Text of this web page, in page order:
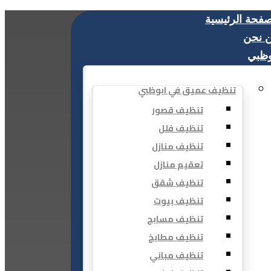
الرئيسية
نحن
تنظيف عميق في ابوظبي
تنظيف قصور
تنظيف فلل
تنظيف منازل
تعقيم منازل
تنظيف شقق
تنظيف بيوت
تنظيف مسابح
تنظيف مطابخ
تنظيف مباني